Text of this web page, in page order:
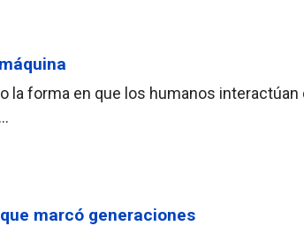
la forma en que los humanos
marcó generaciones